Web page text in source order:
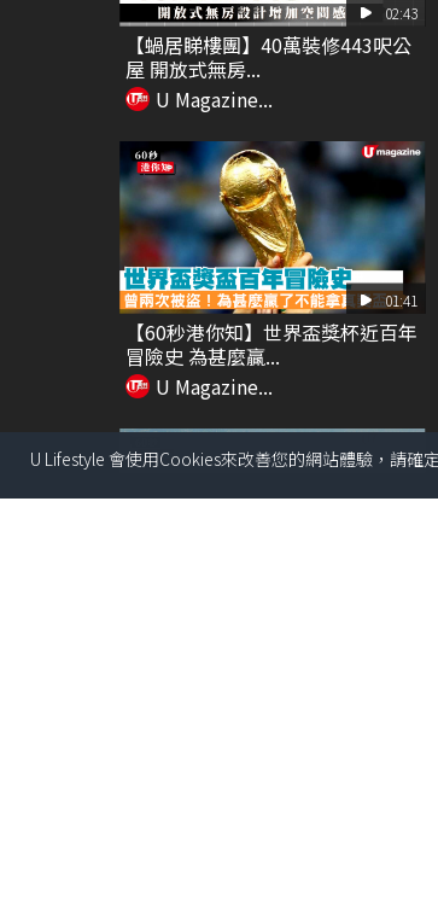
02:43
【蝸居睇樓團】40萬裝修443呎公
屋 開放式無房...
U Magazine...
01:41
【60秒港你知】世界盃獎杯近百年
冒險史 為甚麼贏...
U Magazine...
U Lifestyle 會使用Cookies來改善您的網站體驗，請確